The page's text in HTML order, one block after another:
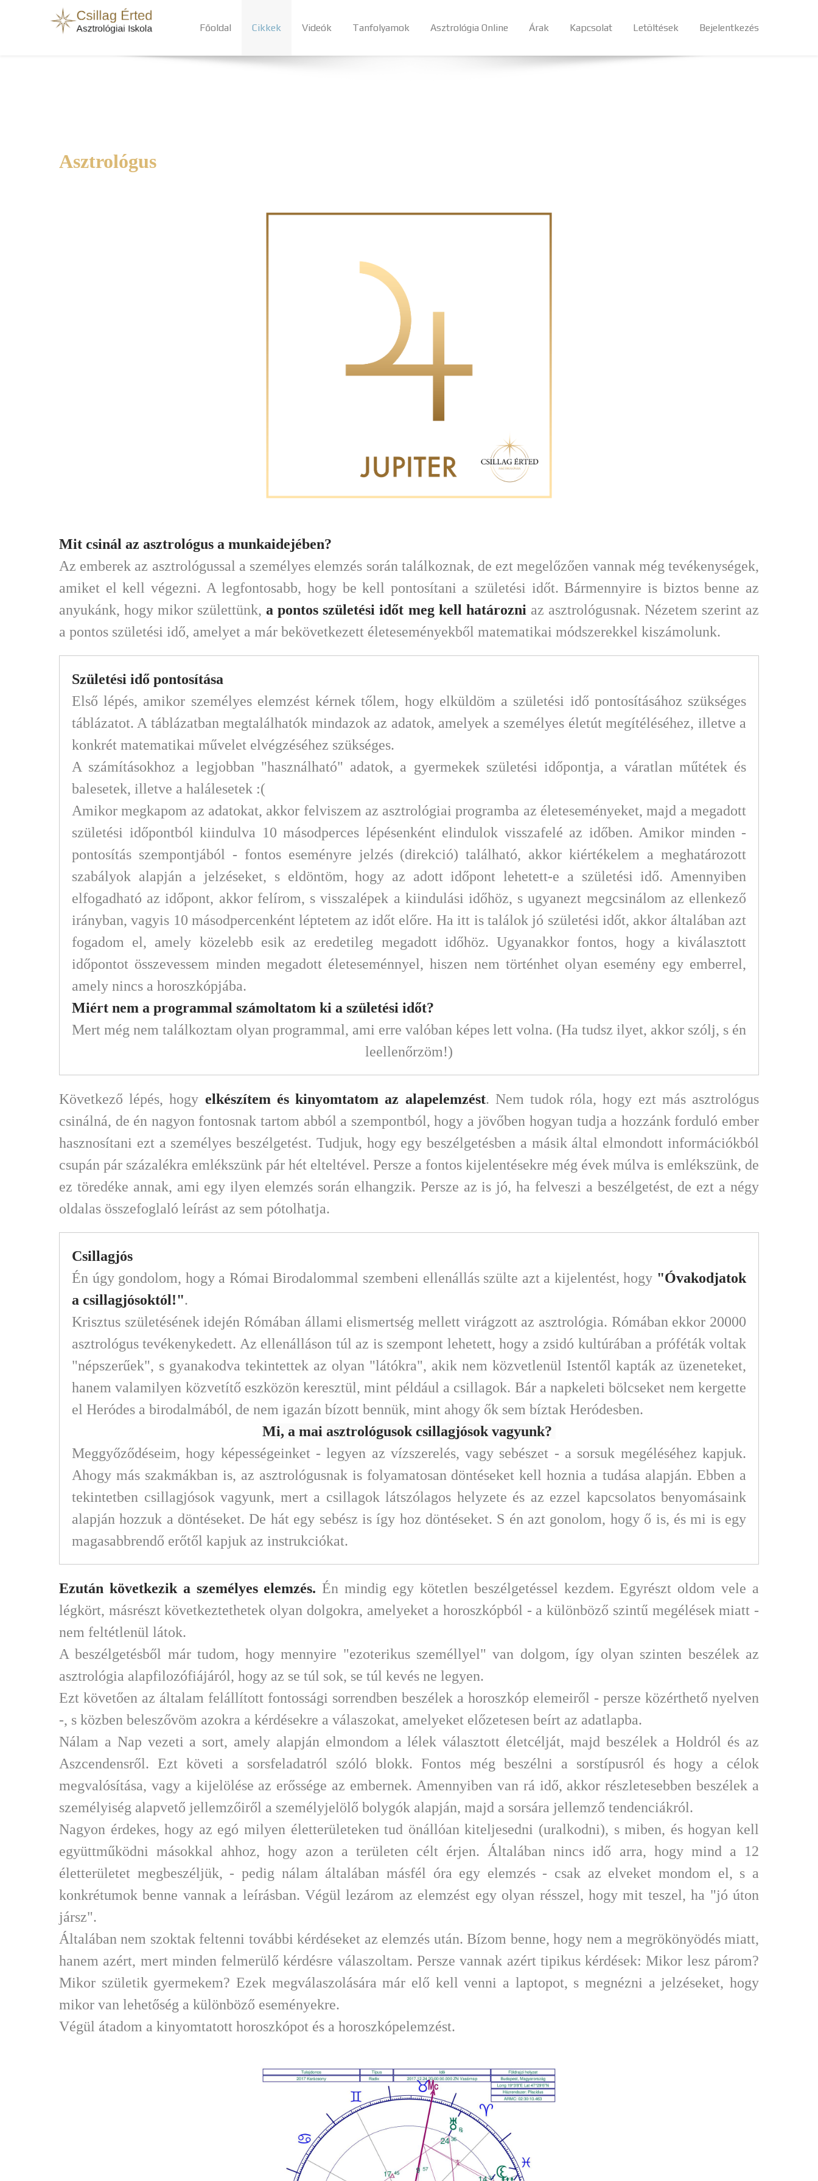
Főoldal Cikkek Videók Tanfolyamok Asztrológia Online Árak Kapcsolat Letöltések Bejelentkezés
Asztrológus
Mit csinál az asztrológus a munkaidejében?
Az emberek az asztrológussal a személyes elemzés során találkoznak, de ezt megelőzően vannak még tevékenységek,
amiket el kell végezni. A legfontosabb, hogy be kell pontosítani a születési időt. Bármennyire is biztos benne az
anyukánk, hogy mikor születtünk,a pontos születési időt meg kell határozni az asztrológusnak. Nézetem szerint az
a pontos születési idő, amelyet a már bekövetkezett életeseményekből matematikai módszerekkel kiszámolunk.
Születési idő pontosítása
Első lépés, amikor személyes elemzést kérnek tőlem, hogy elküldöm a születési idő pontosításához szükséges
táblázatot. A táblázatban megtalálhatók mindazok az adatok, amelyek a személyes életút megítéléséhez, illetve a
konkrét matematikai művelet elvégzéséhez szükséges.
A számításokhoz a legjobban "használható" adatok, a gyermekek születési időpontja, a váratlan műtétek és
balesetek, illetve a halálesetek :(
Amikor megkapom az adatokat, akkor felviszem az asztrológiai programba az életeseményeket, majd a megadott
születési időpontból kiindulva 10 másodperces lépésenként elindulok visszafelé az időben. Amikor minden -
pontosítás szempontjából - fontos eseményre jelzés (direkció) található, akkor kiértékelem a meghatározott
szabályok alapján a jelzéseket, s eldöntöm, hogy az adott időpont lehetett-e a születési idő. Amennyiben
elfogadható az időpont, akkor felírom, s visszalépek a kiindulási időhöz, s ugyanezt megcsinálom az ellenkező
irányban, vagyis 10 másodpercenként léptetem az időt előre. Ha itt is találok jó születési időt, akkor általában azt
fogadom el, amely közelebb esik az eredetileg megadott időhöz. Ugyanakkor fontos, hogy a kiválasztott
időpontot összevessem minden megadott életeseménnyel, hiszen nem történhet olyan esemény egy emberrel,
amely nincs a horoszkópjába.
Miért nem a programmal számoltatom ki a születési időt?
Mert még nem találkoztam olyan programmal, ami erre valóban képes lett volna. (Ha tudsz ilyet, akkor szólj, s én
leellenőrzöm!)
Következő lépés, hogy elkészítem és kinyomtatom az alapelemzést. Nem tudok róla, hogy ezt más asztrológus
csinálná, de én nagyon fontosnak tartom abból a szempontból, hogy a jövőben hogyan tudja a hozzánk forduló ember
hasznosítani ezt a személyes beszélgetést. Tudjuk, hogy egy beszélgetésben a másik által elmondott információkból
csupán pár százalékra emlékszünk pár hét elteltével. Persze a fontos kijelentésekre még évek múlva is emlékszünk, de
ez töredéke annak, ami egy ilyen elemzés során elhangzik. Persze az is jó, ha felveszi a beszélgetést, de ezt a négy
oldalas összefoglaló leírást az sem pótolhatja.
Csillagjós
Én úgy gondolom, hogy a Római Birodalommal szembeni ellenállás szülte azt a kijelentést, hogy "Óvakodjatok
a csillagjósoktól!".
Krisztus születésének idején Rómában állami elismertség mellett virágzott az asztrológia. Rómában ekkor 20000
asztrológus tevékenykedett. Az ellenálláson túl az is szempont lehetett, hogy a zsidó kultúrában a próféták voltak
"népszerűek", s gyanakodva tekintettek az olyan "látókra", akik nem közvetlenül Istentől kapták az üzeneteket,
hanem valamilyen közvetítő eszközön keresztül, mint például a csillagok. Bár a napkeleti bölcseket nem kergette
el Heródes a birodalmából, de nem igazán bízott bennük, mint ahogy ők sem bíztak Heródesben.
Mi, a mai asztrológusok csillagjósok vagyunk?
Meggyőződéseim, hogy képességeinket - legyen az vízszerelés, vagy sebészet - a sorsuk megéléséhez kapjuk.
Ahogy más szakmákban is, az asztrológusnak is folyamatosan döntéseket kell hoznia a tudása alapján. Ebben a
tekintetben csillagjósok vagyunk, mert a csillagok látszólagos helyzete és az ezzel kapcsolatos benyomásaink
alapján hozzuk a döntéseket. De hát egy sebész is így hoz döntéseket. S én azt gonolom, hogy ő is, és mi is egy
magasabbrendő erőtől kapjuk az instrukciókat.
Ezután következik a személyes elemzés. Én mindig egy kötetlen beszélgetéssel kezdem. Egyrészt oldom vele a
légkört, másrészt következtethetek olyan dolgokra, amelyeket a horoszkópból - a különböző szintű megélések miatt -
nem feltétlenül látok.
A beszélgetésből már tudom, hogy mennyire "ezoterikus személlyel" van dolgom, így olyan szinten beszélek az
asztrológia alapfilozófiájáról, hogy az se túl sok, se túl kevés ne legyen.
Ezt követően az általam felállított fontossági sorrendben beszélek a horoszkóp elemeiről - persze közérthető nyelven
-, s közben beleszővöm azokra a kérdésekre a válaszokat, amelyeket előzetesen beírt az adatlapba.
Nálam a Nap vezeti a sort, amely alapján elmondom a lélek választott életcélját, majd beszélek a Holdról és az
Aszcendensről. Ezt követi a sorsfeladatról szóló blokk. Fontos még beszélni a sorstípusról és hogy a célok
megvalósítása, vagy a kijelölése az erőssége az embernek. Amennyiben van rá idő, akkor részletesebben beszélek a
személyiség alapvető jellemzőiről a személyjelölő bolygók alapján, majd a sorsára jellemző tendenciákról.
Nagyon érdekes, hogy az egó milyen életterületeken tud önállóan kiteljesedni (uralkodni), s miben, és hogyan kell
együttműködni másokkal ahhoz, hogy azon a területen célt érjen. Általában nincs idő arra, hogy mind a 12
életterületet megbeszéljük, - pedig nálam általában másfél óra egy elemzés - csak az elveket mondom el, s a
konkrétumok benne vannak a leírásban. Végül lezárom az elemzést egy olyan résszel, hogy mit teszel, ha "jó úton
jársz".
Általában nem szoktak feltenni további kérdéseket az elemzés után. Bízom benne, hogy nem a megrökönyödés miatt,
hanem azért, mert minden felmerülő kérdésre válaszoltam. Persze vannak azért tipikus kérdések: Mikor lesz párom?
Mikor születik gyermekem? Ezek megválaszolására már elő kell venni a laptopot, s megnézni a jelzéseket, hogy
mikor van lehetőség a különböző eseményekre.
Végül átadom a kinyomtatott horoszkópot és a horoszkópelemzést.